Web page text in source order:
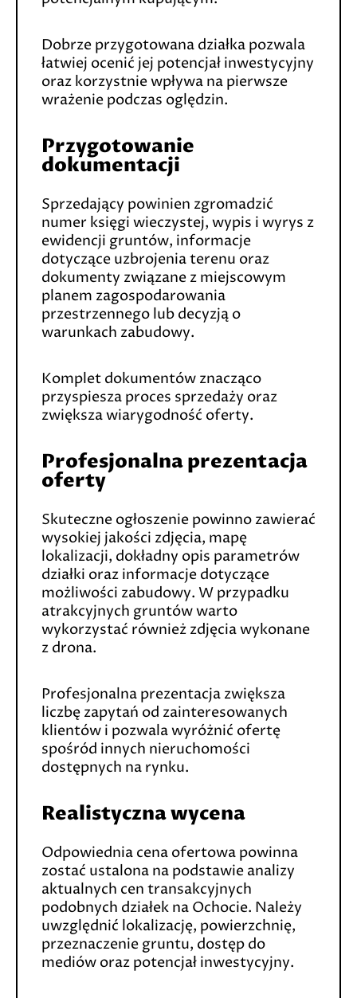
Dobrze przygotowana działka pozwala
łatwiej ocenić jej potencjał inwestycyjny
oraz korzystnie wpływa na pierwsze
wrażenie podczas oględzin.
Przygotowanie
dokumentacji
Sprzedający powinien zgromadzić
numer księgi wieczystej, wypis i wyrys z
ewidencji gruntów, informacje
dotyczące uzbrojenia terenu oraz
dokumenty związane z miejscowym
planem zagospodarowania
przestrzennego lub decyzją o
warunkach zabudowy.
Komplet dokumentów znacząco
przyspiesza proces sprzedaży oraz
zwiększa wiarygodność oferty.
Profesjonalna prezentacja
oferty
Skuteczne ogłoszenie powinno zawierać
wysokiej jakości zdjęcia, mapę
lokalizacji, dokładny opis parametrów
działki oraz informacje dotyczące
możliwości zabudowy. W przypadku
atrakcyjnych gruntów warto
wykorzystać również zdjęcia wykonane
z drona.
Profesjonalna prezentacja zwiększa
liczbę zapytań od zainteresowanych
klientów i pozwala wyróżnić ofertę
spośród innych nieruchomości
dostępnych na rynku.
Realistyczna wycena
Odpowiednia cena ofertowa powinna
zostać ustalona na podstawie analizy
aktualnych cen transakcyjnych
podobnych działek na Ochocie. Należy
uwzględnić lokalizację, powierzchnię,
przeznaczenie gruntu, dostęp do
mediów oraz potencjał inwestycyjny.